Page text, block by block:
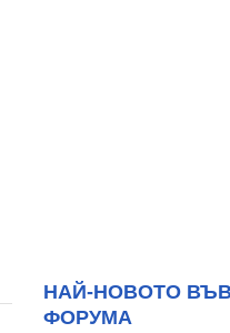
НАЙ-НОВОТО
ФОРУМА